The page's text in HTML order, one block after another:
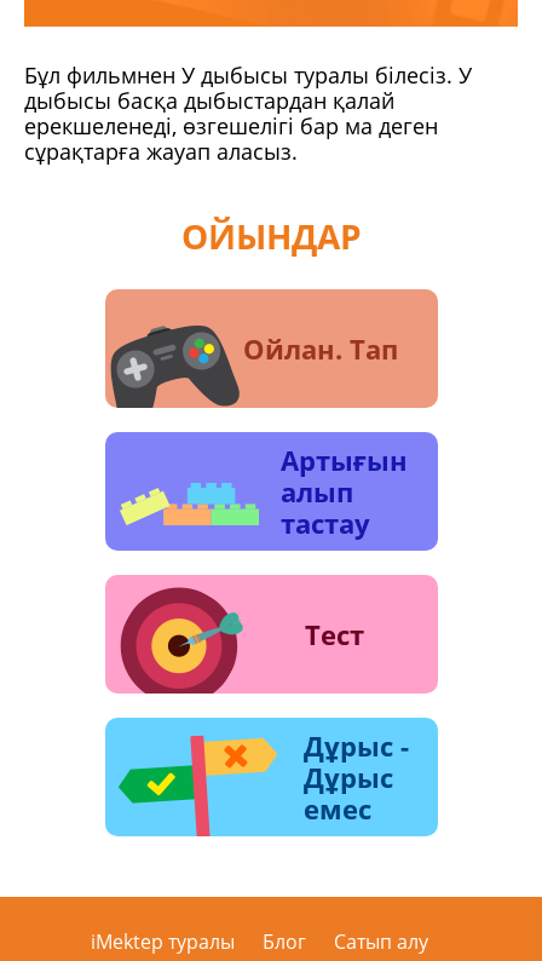
Бұл фильмнен У дыбысы туралы білесіз. У
дыбысы басқа дыбыстардан қалай
ерекшеленеді, өзгешелігі бар ма деген
сұрақтарға жауап аласыз.
ОЙЫНДАР
Ойлан. Тап
Артығын
алып
тастау
Тест
Дұрыс -
Дұрыс
емес
iMektep туралы Блог Сатып алу